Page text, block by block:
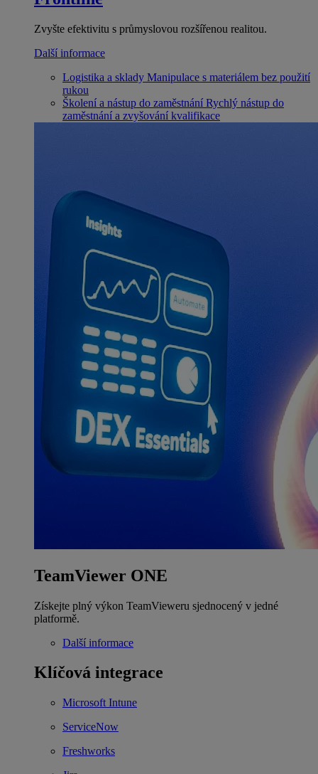
Zvyšte efektivitu s průmyslovou rozšířenou realitou.
Další informace
Logistika a sklady Manipulace s materiálem bez použití
rukou
Školení a nástup do zaměstnání Rychlý nástup do
zaměstnání a zvyšování kvalifikace
TeamViewer ONE
Získejte plný výkon TeamVieweru sjednocený v jedné
platformě.
Další informace
Klíčová integrace
Microsoft Intune
ServiceNow
Freshworks